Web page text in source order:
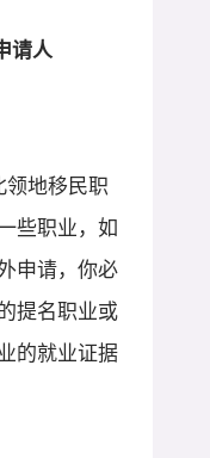
请人
领地移民职
些职业，如
申请，你必
提名职业或
的就业证据